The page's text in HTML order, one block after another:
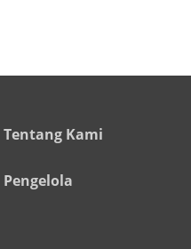
Tentang Kami
Pengelola